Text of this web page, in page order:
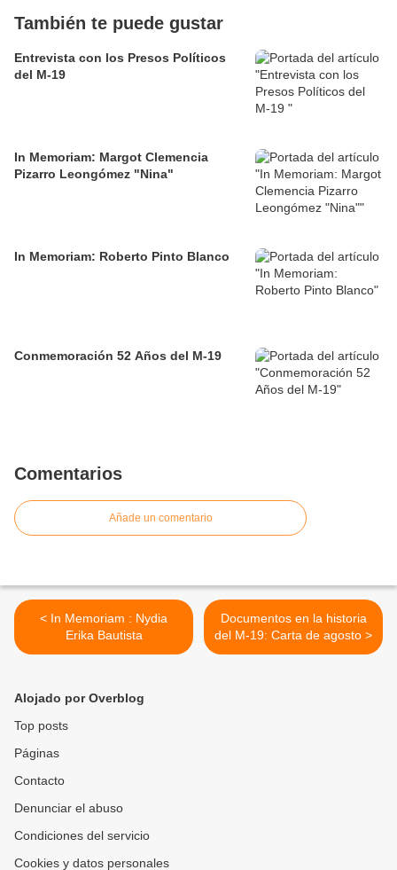
También te puede gustar
Entrevista con los Presos Políticos
del M-19
In Memoriam: Margot Clemencia
Pizarro Leongómez "Nina"
In Memoriam: Roberto Pinto Blanco
Conmemoración 52 Años del M-19
Comentarios
Añade un comentario
< In Memoriam : Nydia
Erika Bautista
Documentos en la historia
del M-19: Carta de agosto >
Alojado por Overblog
Top posts
Páginas
Contacto
Denunciar el abuso
Condiciones del servicio
Cookies y datos personales